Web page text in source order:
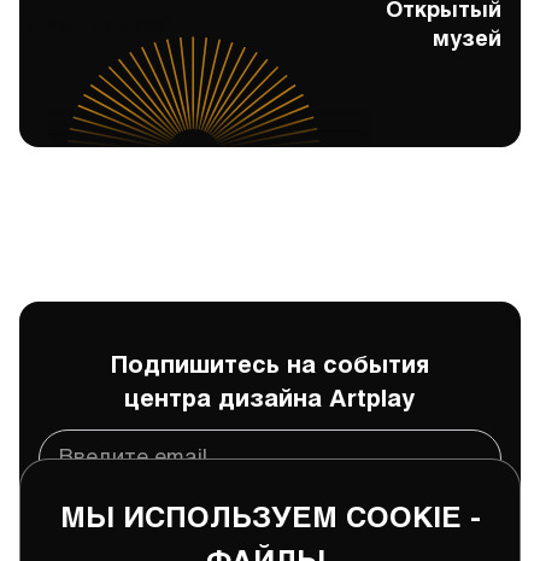
Открытый
музей
Подпишитесь на события
центра дизайна Artplay
МЫ ИСПОЛЬЗУЕМ COOKIE -